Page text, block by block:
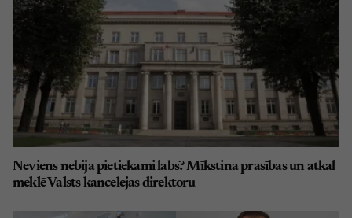
Neviens nebija pietiekami labs? Mīkstina prasības un atkal
meklē Valsts kancelejas direktoru